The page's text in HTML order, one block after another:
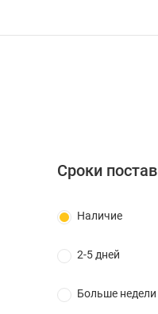
Сроки
Наличие
2-5 дней
Больше недели